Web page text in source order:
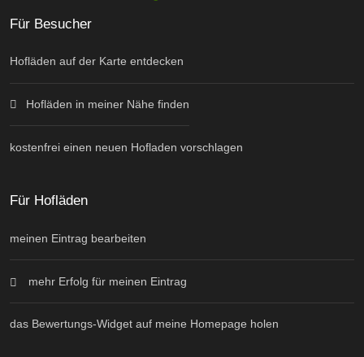
Für Besucher
Hofläden auf der Karte entdecken
Hofläden in meiner Nähe finden
kostenfrei einen neuen Hofladen vorschlagen
Für Hofläden
meinen Eintrag bearbeiten
mehr Erfolg für meinen Eintrag
das Bewertungs-Widget auf meine Homepage holen